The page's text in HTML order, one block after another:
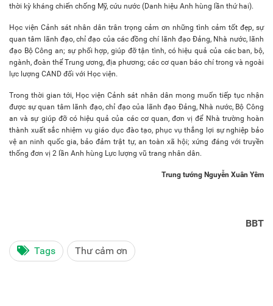
thời kỳ kháng chiến chống Mỹ, cứu nước (Danh hiệu Anh hùng lần thứ hai).
Học viện Cảnh sát nhân dân trân trọng cảm ơn những tình cảm tốt đẹp, sự
quan tâm lãnh đạo, chỉ đạo của các đồng chí lãnh đạo Đảng, Nhà nước, lãnh
đạo Bộ Công an; sự phối hợp, giúp đỡ tận tình, có hiệu quả của các ban, bộ,
ngành, đoàn thể Trung ương, địa phương; các cơ quan báo chí trong và ngoài
lực lượng CAND đối với Học viện.
Trong thời gian tới, Học viện Cảnh sát nhân dân mong muốn tiếp tục nhận
được sự quan tâm lãnh đạo, chỉ đạo của lãnh đạo Đảng, Nhà nước, Bộ Công
an và sự giúp đỡ có hiệu quả của các cơ quan, đơn vị để Nhà trường hoàn
thành xuất sắc nhiệm vụ giáo dục đào tạo, phục vụ thắng lợi sự nghiệp bảo
vệ an ninh quốc gia, bảo đảm trật tự, an toàn xã hội; xứng đáng với truyền
thống đơn vị 2 lần Anh hùng Lực lượng vũ trang nhân dân.
Trung tướng Nguyễn Xuân Yêm
BBT
Tags Thư cảm ơn